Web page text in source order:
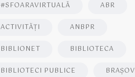
#SFOARAVIRTUALĂ ABR
ACTIVITĂŢI ANBPR
BIBLIONET BIBLIOTECA
BIBLIOTECI PUBLICE BRAŞOV